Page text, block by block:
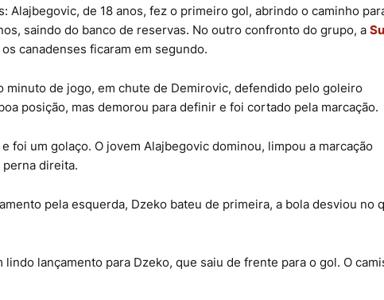
Alajbegovic, de 18 anos, fez o primeiro gol, abrindo o caminho
saindo do banco de reservas. No outro confronto do grupo, a
canadenses ficaram em segundo.
de jogo, em chute de Demirovic, defendido pelo goleiro
posição, mas demorou para definir e foi cortado pela marcação.
foi um golaço. O jovem Alajbegovic dominou, limpou a marcação
direita.
pela esquerda, Dzeko bateu de primeira, a bola desviou no
lançamento para Dzeko, que saiu de frente para o gol. O